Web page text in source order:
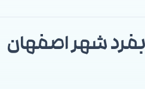
شهر اصفهان